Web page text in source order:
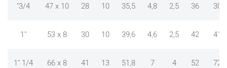
"3/4 47 x 10 28 10 35,5 4,8 2,5 36 30
1" 53 x 8 30 10 39,6 4,6 2,5 42 41
1" 1/4 66 x 8 41 13 51,8 7 4 52 72